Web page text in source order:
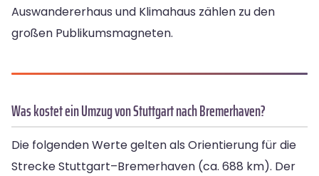
Auswandererhaus und Klimahaus zählen zu den
großen Publikumsmagneten.
Was kostet ein Umzug von Stuttgart nach Bremer­haven?
Die folgenden Werte gelten als Orientierung für die
Strecke Stuttgart–Bremer­haven (ca. 688 km). Der